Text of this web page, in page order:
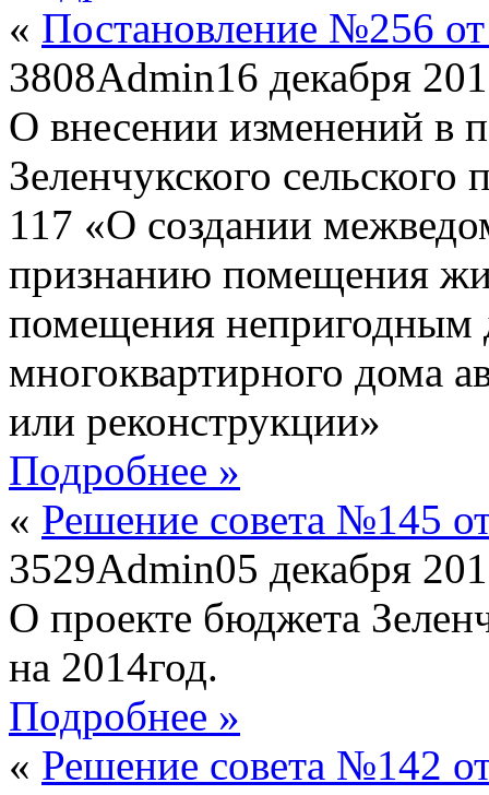
« Постановление №256
3808Admin16 декабря
О внесении изменений в
Зеленчукского
117 «О создании
признанию помещения
помещения непригодным
многоквартирного дома
или реконструкции»
Подробнее »
« Решение совета №145
3529Admin05 декабря
О проекте бюджета
на 2014год.
Подробнее »
« Решение совета №142